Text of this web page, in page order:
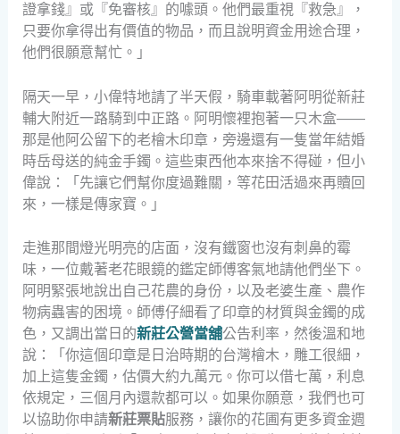
證拿錢』或『免審核』的噱頭。他們最重視『救急』，
只要你拿得出有價值的物品，而且說明資金用途合理，
他們很願意幫忙。」
隔天一早，小偉特地請了半天假，騎車載著阿明從新莊
輔大附近一路騎到中正路。阿明懷裡抱著一只木盒——
那是他阿公留下的老檜木印章，旁邊還有一隻當年結婚
時岳母送的純金手鐲。這些東西他本來捨不得碰，但小
偉說：「先讓它們幫你度過難關，等花田活過來再贖回
來，一樣是傳家寶。」
走進那間燈光明亮的店面，沒有鐵窗也沒有刺鼻的霉
味，一位戴著老花眼鏡的鑑定師傅客氣地請他們坐下。
阿明緊張地說出自己花農的身份，以及老婆生產、農作
物病蟲害的困境。師傅仔細看了印章的材質與金鐲的成
色，又調出當日的新莊公營當舖公告利率，然後溫和地
說：「你這個印章是日治時期的台灣檜木，雕工很細，
加上這隻金鐲，估價大約九萬元。你可以借七萬，利息
依規定，三個月內還款都可以。如果你願意，我們也可
以協助你申請新莊票貼服務，讓你的花圃有更多資金週